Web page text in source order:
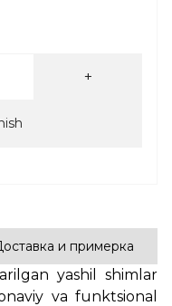
+
и примерка
yashil shimlar
va funktsional